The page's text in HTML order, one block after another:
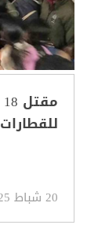
للقطارات
20 شباط 2025